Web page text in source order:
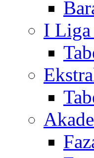
I Liga